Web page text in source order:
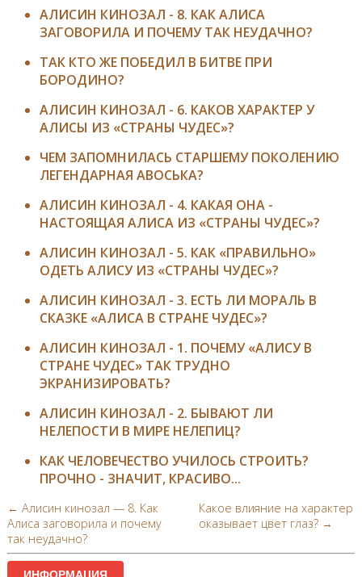
АЛИСИН КИНОЗАЛ - 8. КАК АЛИСА
ЗАГОВОРИЛА И ПОЧЕМУ ТАК НЕУДАЧНО?
ТАК КТО ЖЕ ПОБЕДИЛ В БИТВЕ ПРИ
БОРОДИНО?
АЛИСИН КИНОЗАЛ - 6. КАКОВ ХАРАКТЕР У
АЛИСЫ ИЗ «СТРАНЫ ЧУДЕС»?
ЧЕМ ЗАПОМНИЛАСЬ СТАРШЕМУ ПОКОЛЕНИЮ
ЛЕГЕНДАРНАЯ АВОСЬКА?
АЛИСИН КИНОЗАЛ - 4. КАКАЯ ОНА -
НАСТОЯЩАЯ АЛИСА ИЗ «СТРАНЫ ЧУДЕС»?
АЛИСИН КИНОЗАЛ - 5. КАК «ПРАВИЛЬНО»
ОДЕТЬ АЛИСУ ИЗ «СТРАНЫ ЧУДЕС»?
АЛИСИН КИНОЗАЛ - 3. ЕСТЬ ЛИ МОРАЛЬ В
СКАЗКЕ «АЛИСА В СТРАНЕ ЧУДЕС»?
АЛИСИН КИНОЗАЛ - 1. ПОЧЕМУ «АЛИСУ В
СТРАНЕ ЧУДЕС» ТАК ТРУДНО
ЭКРАНИЗИРОВАТЬ?
АЛИСИН КИНОЗАЛ - 2. БЫВАЮТ ЛИ
НЕЛЕПОСТИ В МИРЕ НЕЛЕПИЦ?
КАК ЧЕЛОВЕЧЕСТВО УЧИЛОСЬ СТРОИТЬ?
ПРОЧНО - ЗНАЧИТ, КРАСИВО...
← Алисин кинозал — 8. Как
Алиса заговорила и почему
так неудачно?
Какое влияние на характер
оказывает цвет глаз? →